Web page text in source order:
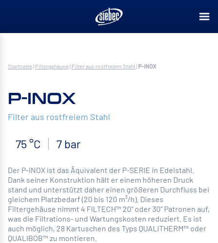
Startseite| Filtergehäuse| Filter aus rostfreiem Stahl |P-INOX
P-INOX
Filter aus rostfreiem Stahl
75 °C 7 bar
Der P-INOX ist das Äquivalent der P-SERIE in Edelstahl.
Dank seiner Konstruktion hält er einem höheren Druck
stand und unterstützt daher einen größeren Durchfluss bei
gleichem Platzbedarf (20 bis 120 m³/h). Dieses
Filtergehäuse nimmt 4 FILTECH™ 20" oder 30" Patronen auf,
was die Filtrations- und Wartungskosten reduziert. Es ist
auch möglich, 28 Kartuschen des Typs QUALITHERM™ oder
QUALIBOB™ zu montieren.